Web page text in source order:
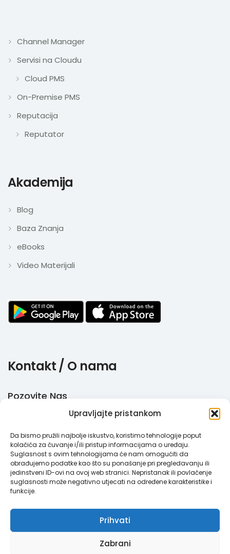
Upravljajte pristankom
Da bismo pružili najbolje iskustvo, koristimo tehnologije poput
kolačića za čuvanje i/ili pristup informacijama o uređaju.
Suglasnost s ovim tehnologijama će nam omogućiti da
obrađujemo podatke kao što su ponašanje pri pregledavanju ili
jedinstveni ID-ovi na ovoj web stranici. Nepristanak ili povlačenje
suglasnosti može negativno utjecati na određene karakteristike i
funkcije.
Prihvati
Zabrani
Channel Manager
Servisi na Cloudu
Cloud PMS
On-Premise PMS
Reputacija
Reputator
Akademija
Blog
Baza Znanja
eBooks
Video Materijali
Kontakt / O nama
Pozovite Nas
+385 51 770 710
Email
info@megabooker.hr
WhatsApp / Viber